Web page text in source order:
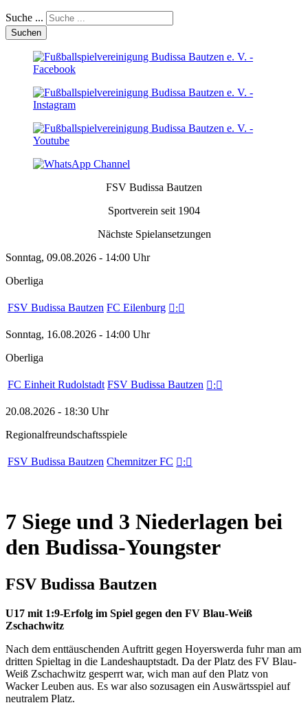
Suche ...
Suchen
FSV Budissa Bautzen
Sportverein seit 1904
Nächste Spielansetzungen
Sonntag, 09.08.2026 - 14:00 Uhr
Oberliga
FSV Budissa Bautzen FC Eilenburg :
Sonntag, 16.08.2026 - 14:00 Uhr
Oberliga
FC Einheit Rudolstadt FSV Budissa Bautzen :
20.08.2026 - 18:30 Uhr
Regionalfreundschaftsspiele
FSV Budissa Bautzen Chemnitzer FC :
7 Siege und 3 Niederlagen bei
den Budissa-Youngster
FSV Budissa Bautzen
U17 mit 1:9-Erfolg im Spiel gegen den FV Blau-Weiß
Zschachwitz
Nach dem enttäuschenden Auftritt gegen Hoyerswerda fuhr man am
dritten Spieltag in die Landeshauptstadt. Da der Platz des FV Blau-
Weiß Zschachwitz gesperrt war, wich man auf den Platz von
Wacker Leuben aus. Es war also sozusagen ein Auswärtsspiel auf
neutralem Platz.